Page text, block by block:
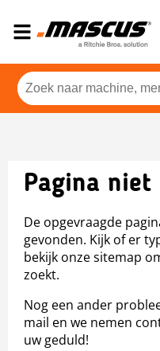
Pagina niet
De opgevraagde
gevonden. Kijk of er
bekijk onze sitemap
zoekt.
Nog een ander
mail en we nemen
uw geduld!